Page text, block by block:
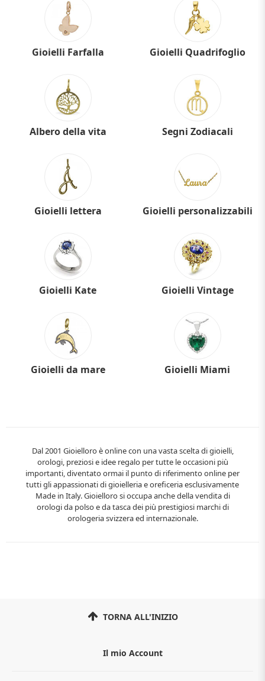
Gioielli Farfalla Gioielli Quadrifoglio
Albero della vita Segni Zodiacali
Gioielli lettera Gioielli personalizzabili
Gioielli Kate Gioielli Vintage
Gioielli da mare Gioielli Miami
Dal 2001 Gioielloro è online con una vasta scelta di gioielli,
orologi, preziosi e idee regalo per tutte le occasioni più
importanti, diventato ormai il punto di riferimento online per
tutti gli appassionati di gioielleria e oreficeria esclusivamente
Made in Italy. Gioielloro si occupa anche della vendita di
orologi da polso e da tasca dei più prestigiosi marchi di
orologeria svizzera ed internazionale.
TORNA ALL'INIZIO
Il mio Account